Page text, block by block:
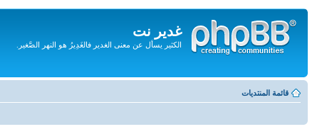
غدير نت
الكثير يسأل عن معنى الغدير فالغَدِيرُ هو النهر الصَّغير.
المحتويات
قائمة المنتديات